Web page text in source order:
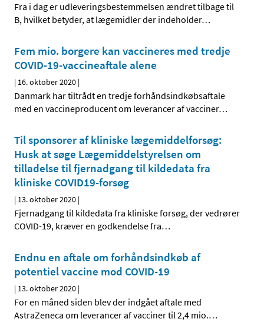
Fra i dag er udleveringsbestemmelsen ændret tilbage til
B, hvilket betyder, at lægemidler der indeholder…
Fem mio. borgere kan vaccineres med tredje
COVID-19-vaccineaftale alene
| 16. oktober 2020 |
Danmark har tiltrådt en tredje forhåndsindkøbsaftale
med en vaccineproducent om leverancer af vacciner…
Til sponsorer af kliniske lægemiddelforsøg:
Husk at søge Lægemiddelstyrelsen om
tilladelse til fjernadgang til kildedata fra
kliniske COVID19-forsøg
| 13. oktober 2020 |
Fjernadgang til kildedata fra kliniske forsøg, der vedrører
COVID-19, kræver en godkendelse fra…
Endnu en aftale om forhåndsindkøb af
potentiel vaccine mod COVID-19
| 13. oktober 2020 |
For en måned siden blev der indgået aftale med
AstraZeneca om leverancer af vacciner til 2,4 mio.…